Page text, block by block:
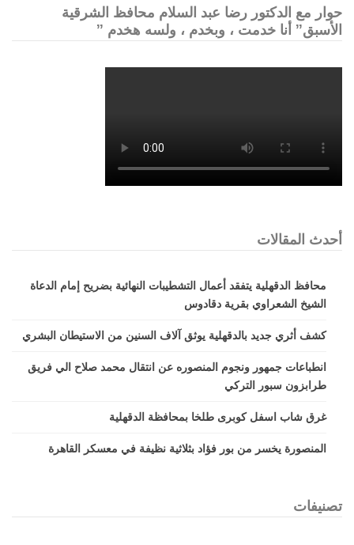
حوار مع الدكتور رضا عبد السلام محافظ الشرقية
الأسبق” أنا خدمت ، وبخدم ، ولسه هخدم ”
أحدث المقالات
محافظ الدقهلية يتفقد أعمال التشطيبات النهائية بضريح إمام الدعاة
الشيخ الشعراوي بقرية دقادوس
كشف أثري جديد بالدقهلية يوثق آلاف السنين من الاستيطان البشري
انطباعات جمهور ونجوم المنصوره عن انتقال محمد صلاح الي فريق
طرابزون سبور التركي
غرق شاب اسفل كوبرى طلخا بمحافظة الدقهلية
المنصورة يخسر من بور فؤاد بثلاثية نظيفة في معسكر القاهرة
تصنيفات